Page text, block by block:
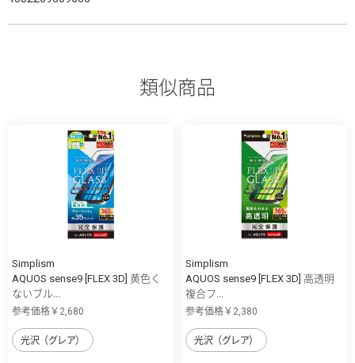
類似商品
Simplism
AQUOS sense9 [FLEX 3D] 黄色く
ないブル...
参考価格￥2,680
光沢（グレア）
Simplism
AQUOS sense9 [FLEX 3D] 高透明
複合フ...
参考価格￥2,380
光沢（グレア）